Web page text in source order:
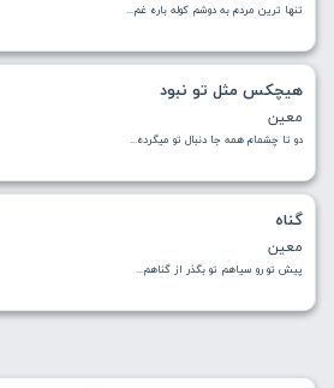
تنها ترین مردم به دوشم کوله باره غم...
هیچکس مثل تو نبود
معین
دو تا چشمام همه جا دنبال تو میگرده...
گناه
معین
پیش تو رو سیاهم‌ تو بگذر از گناهم...